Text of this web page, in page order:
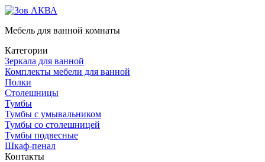
Мебель для ванной комнаты
Категории
Зеркала для ванной
Комплекты мебели для ванной
Полки
Столешницы
Тумбы
Тумбы с умывальником
Тумбы со столешницей
Тумбы подвесные
Шкаф-пенал
Контакты